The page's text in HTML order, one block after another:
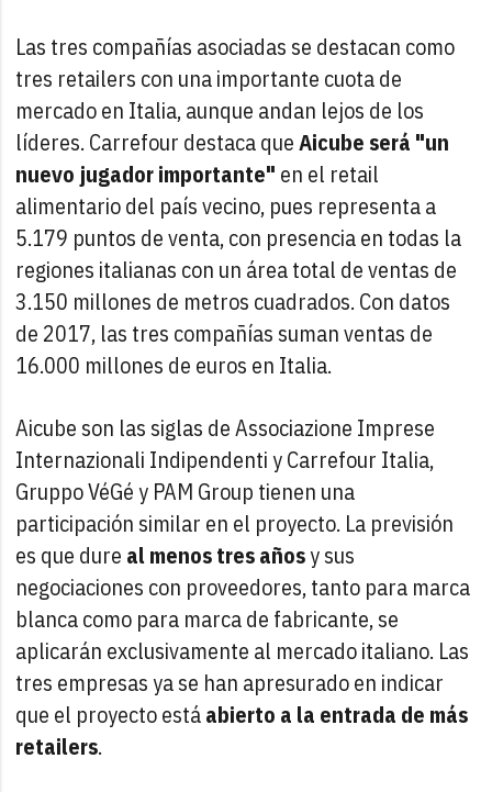
Las tres compañías asociadas se destacan como
tres retailers con una importante cuota de
mercado en Italia, aunque andan lejos de los
líderes. Carrefour destaca queAicube será "un
nuevo jugador importante" en el retail
alimentario del país vecino, pues representa a
5.179 puntos de venta, con presencia en todas la
regiones italianas con un área total de ventas de
3.150 millones de metros cuadrados. Con datos
de 2017, las tres compañías suman ventas de
16.000 millones de euros en Italia.
Aicube son las siglas de Associazione Imprese
Internazionali Indipendenti y Carrefour Italia,
Gruppo VéGé y PAM Group tienen una
participación similar en el proyecto. La previsión
es que dure al menos tres añosy sus
negociaciones con proveedores, tanto para marca
blanca como para marca de fabricante, se
aplicarán exclusivamente al mercado italiano. Las
tres empresas ya se han apresurado en indicar
que el proyecto estáabierto a la entrada de más
retailers.